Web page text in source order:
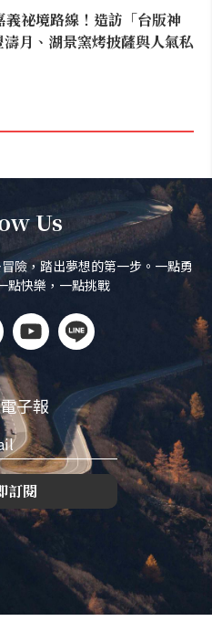
祕境路線！造訪「台版神
月、湖景窯烤披薩與人氣私
Us
險，踏出夢想的第一步。一點勇
點快樂，一點挑戰
子報
訂閱